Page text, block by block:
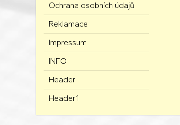
Ochrana osobních údajů
Reklamace
Impressum
INFO
Header
Header1